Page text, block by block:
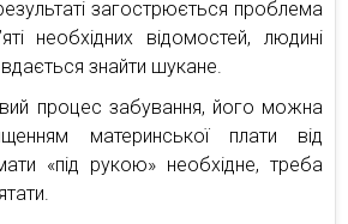
загострюється проблема
необхідних відомостей, людині
знайти шукане.
процес забування, його можна
материнської плати від
«під рукою» необхідне, треба